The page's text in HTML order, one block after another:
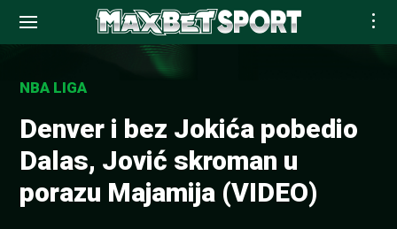
contentNBA LIGA
Denver i bez Jokića pobedio
Dalas, Jović skroman u
porazu Majamija (VIDEO)